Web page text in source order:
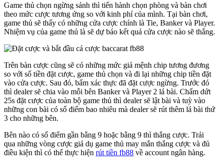
Game thủ chọn ngừng sảnh thì tiến hành chọn phòng và bàn chơi
theo mức cược tương ứng so với kinh phí của mình. Tại bàn chơi,
game thủ sẽ thấy có những cửa cược chính là Tie, Banker và Player.
Nhiệm vụ của game thủ là sẽ dự báo kết quả cửa cược nào sẽ thắng.
Trên bàn cược cũng sẽ có những mức giá mệnh chip tương đương
so với số tiền đặt cược, game thủ chọn và đi lại những chip tiền đặt
vào cửa cược. Sau đó, bấm xác thực đã đặt cược ngừng. Trước đó
thì dealer sẽ chia vào mỗi bên Banker và Player 2 lá bài. Chấm dứt
25s đặt cược của toàn bộ game thủ thì dealer sẽ lật bài và tuỳ vào
những con bài có số điểm bao nhiêu mà dealer sẽ rút thêm lá bài thứ
3 cho những bên.
Bên nào có số điểm gần bằng 9 hoặc bằng 9 thì thắng cược. Trải
qua những vòng cược giả dụ game thủ may mắn thắng cược và đủ
điều kiện thì có thể thực hiện rút tiền fb88 về account ngân hàng.